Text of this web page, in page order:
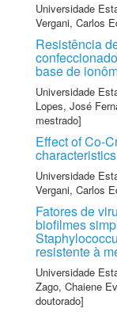
Universidade
Vergani, Carlos
Resistência
base de
Universidade
Lopes, José
mestrado]
Effect of Co-
Universidade
Vergani, Carlos
Fatores de
biofilmes
resistente à
Universidade
Zago, Chaiene
doutorado]